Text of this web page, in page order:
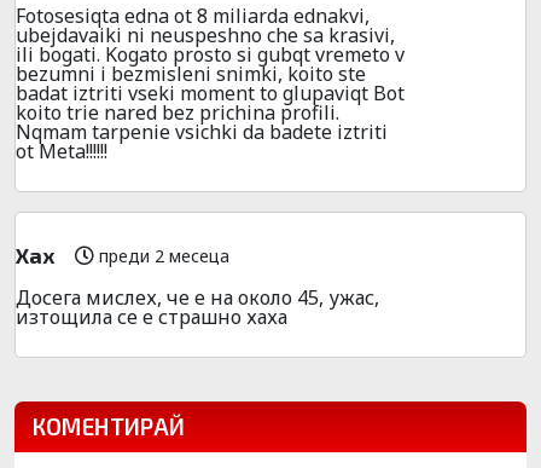
Fotosesiqta edna ot 8 miliarda ednakvi,
ubejdavaiki ni neuspeshno che sa krasivi,
ili bogati. Kogato prosto si gubqt vremeto v
bezumni i bezmisleni snimki, koito ste
badat iztriti vseki moment to glupaviqt Bot
koito trie nared bez prichina profili.
Nqmam tarpenie vsichki da badete iztriti
ot Meta!!!!!!
Хах преди 2 месеца
Досега мислех, че е на около 45, ужас,
изтощила се е страшно хаха
КОМЕНТИРАЙ